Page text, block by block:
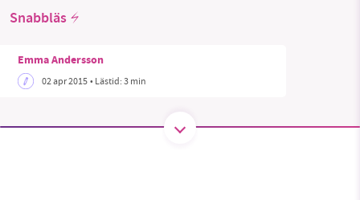
Snabbläs
Emma Andersson
02 apr 2015• Lästid:3 min